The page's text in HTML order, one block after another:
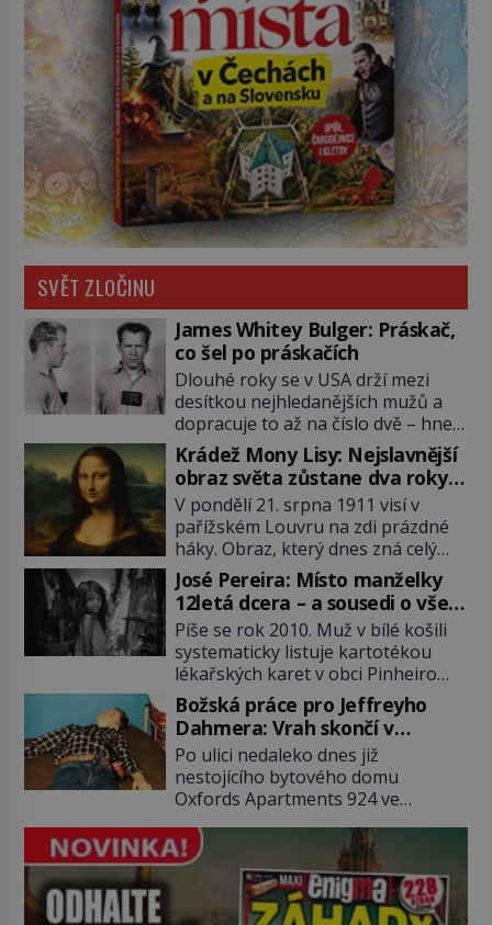
SVĚT ZLOČINU
James Whitey Bulger: Práskač,
co šel po práskačích
Dlouhé roky se v USA drží mezi
desítkou nejhledanějších mužů a
dopracuje to až na číslo dvě – hned
po Usámovi bin Ládinovi (1957–
2011). To je James „Whitey“ Bulger
(1929–2018) viněný ze spoluúčasti
na 19 vraždách, vydírání a lichvy. A
samozřejmě, krom toho je ještě
drogový dealer, který neváhá
odstranit z cesty všechny práskače,
zatímco […]
Krádež Mony Lisy: Nejslavnější
obraz světa zůstane dva roky
nezvěstný
V pondělí 21. srpna 1911 visí v
pařížském Louvru na zdi prázdné
háky. Obraz, který dnes zná celý
svět, je pryč. Zpočátku si nikdo
nemyslí, že jde o krádež.
Zaměstnanci jsou přesvědčeni, že
Mona Lisa je jen v restaurátorské
dílně nebo u fotografa. Když se
ukáže pravda, propukne jeden z
největších honů na zloděje v […]
José Pereira: Místo manželky
12letá dcera – a sousedi o všem
vědí!
Píše se rok 2010. Muž v bílé košili
systematicky listuje kartotékou
lékařských karet v obci Pinheiro
ležící asi 20 kilometrů od farmy s
podivínským majitelem. Něco tu
nesedí. Ledaže… Ledaže by ta
mladá dívka z farmy byla ne
manželkou, ale dcerou – a všechny
ty děti byly zplozené v incestu. Na
sociálním odboru jednoho z […]
Božská práce pro Jeffreyho
Dahmera: Vrah skončí v
tratolišti krve ve vězeňských
umývárnách
Po ulici nedaleko dnes již
nestojícího bytového domu
Oxfords Apartments 924 ve
potácí zcela zmatený 14letý
Konerak Sinthasomphone. Když ho
zastaví policejní hlídka, ochable jí
nadiktuje adresu „jeho kamaráda“.